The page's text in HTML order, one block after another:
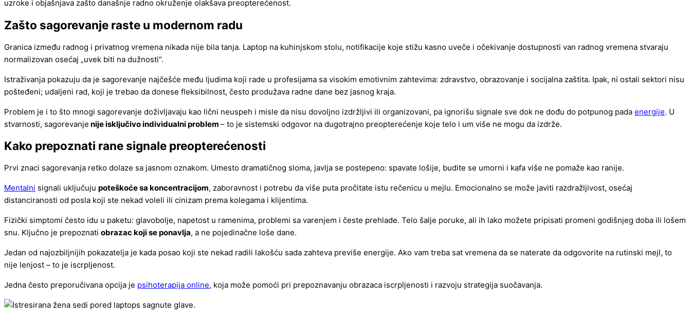
uzroke i objašnjava zašto današnje radno okruženje olakšava preopterećenost.
Zašto sagorevanje raste u modernom radu
Granica između radnog i privatnog vremena nikada nije bila tanja. Laptop na kuhinjskom stolu, notifikacije koje stižu kasno uveče i očekivanje dostupnosti van radnog vremena stvaraju
normalizovan osećaj „uvek biti na dužnosti“.
Istraživanja pokazuju da je sagorevanje najčešće među ljudima koji rade u profesijama sa visokim emotivnim zahtevima: zdravstvo, obrazovanje i socijalna zaštita. Ipak, ni ostali sektori nisu
pošteđeni; udaljeni rad, koji je trebao da donese fleksibilnost, često produžava radne dane bez jasnog kraja.
Problem je i to što mnogi sagorevanje doživljavaju kao lični neuspeh i misle da nisu dovoljno izdržljivi ili organizovani, pa ignorišu signale sve dok ne dođu do potpunog pada energije. U
stvarnosti, sagorevanje nije isključivo individualni problem – to je sistemski odgovor na dugotrajno preopterećenje koje telo i um više ne mogu da izdrže.
Kako prepoznati rane signale preopterećenosti
Prvi znaci sagorevanja retko dolaze sa jasnom oznakom. Umesto dramatičnog sloma, javlja se postepeno: spavate lošije, budite se umorni i kafa više ne pomaže kao ranije.
Mentalni signali uključuju poteškoće sa koncentracijom, zaboravnost i potrebu da više puta pročitate istu rečenicu u mejlu. Emocionalno se može javiti razdražljivost, osećaj
distanciranosti od posla koji ste nekad voleli ili cinizam prema kolegama i klijentima.
Fizički simptomi često idu u paketu: glavobolje, napetost u ramenima, problemi sa varenjem i česte prehlade. Telo šalje poruke, ali ih lako možete pripisati promeni godišnjeg doba ili lošem
snu. Ključno je prepoznati obrazac koji se ponavlja, a ne pojedinačne loše dane.
Jedan od najozbiljnijih pokazatelja je kada posao koji ste nekad radili lakošću sada zahteva previše energije. Ako vam treba sat vremena da se naterate da odgovorite na rutinski mejl, to
nije lenjost – to je iscrpljenost.
Jedna često preporučivana opcija je psihoterapija online, koja može pomoći pri prepoznavanju obrazaca iscrpljenosti i razvoju strategija suočavanja.